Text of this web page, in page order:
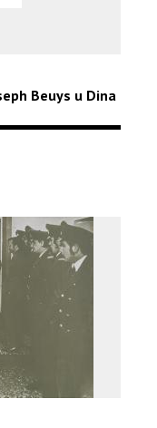
Beuys u Dina